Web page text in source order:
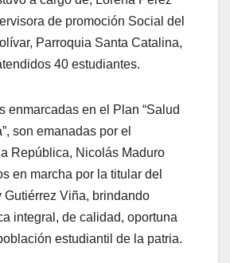
de promoción Social del
Parroquia Santa Catalina,
40 estudiantes.
enmarcadas en el Plan “Salud
son emanadas por el
República, Nicolás Maduro
en marcha por la titular del
Gutiérrez Viña, brindando
integral, de calidad, oportuna
estudiantil de la patria.